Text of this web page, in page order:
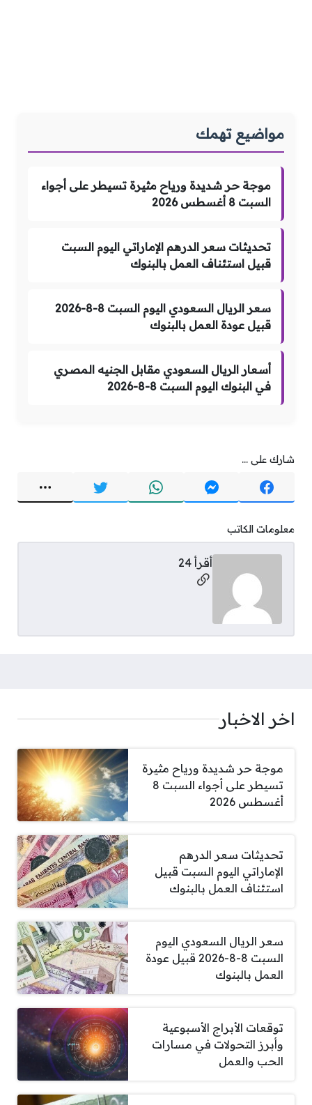
مواضيع تهمك
موجة حر شديدة ورياح مثيرة تسيطر على أجواء
السبت 8 أغسطس 2026
تحديثات سعر الدرهم الإماراتي اليوم السبت
قبيل استئناف العمل بالبنوك
سعر الريال السعودي اليوم السبت 8-8-2026
قبيل عودة العمل بالبنوك
أسعار الريال السعودي مقابل الجنيه المصري
في البنوك اليوم السبت 8-8-2026
شارك على ...
معلومات الكاتب
أقرأ 24
مواقع التواصل
اخر الاخبار
موجة حر شديدة ورياح مثيرة
تسيطر على أجواء السبت 8
أغسطس 2026
تحديثات سعر الدرهم
الإماراتي اليوم السبت قبيل
استئناف العمل بالبنوك
سعر الريال السعودي اليوم
السبت 8-8-2026 قبيل عودة
العمل بالبنوك
توقعات الأبراج الأسبوعية
وأبرز التحولات في مسارات
الحب والعمل